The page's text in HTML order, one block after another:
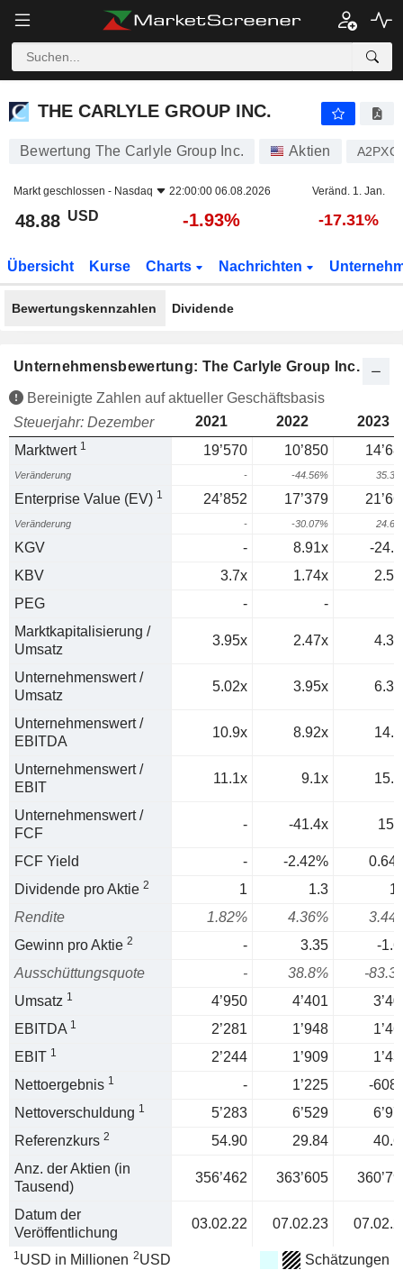
THE CARLYLE GROUP INC.
THE CARLYLE GROUP INC.
Bewertung The Carlyle Group Inc. Aktien
Markt geschlossen - Nasdaq 22:00:00 06.08.2026 Veränd. 1. Jan.
48.88 USD -1.93% -17.31%
Übersicht Kurse Charts Nachrichten
Bewertungskennzahlen Dividende
Unternehmensbewertung: The Carlyle Group Inc.
Bereinigte Zahlen auf aktueller Geschäftsbasis
Steuerjahr: Dezember
2021 2022
2023
Marktwert 1 19’570 10’850
Veränderung - -44.56%
Enterprise Value (EV) 1 24’852 17’379
Veränderung - -30.07%
KGV - 8.91x
-
KBV
3.7x 1.74x
PEG
- -
Marktkapitalisierung /
Umsatz
3.95x 2.47x
Unternehmenswert /
Umsatz
5.02x 3.95x
Unternehmenswert /
EBITDA
10.9x 8.92x
Unternehmenswert /
EBIT
11.1x 9.1x
Unternehmenswert /
FCF
- -41.4x
FCF Yield - -2.42%
Dividende pro Aktie 2 1 1.3
Rendite
1.82% 4.36%
Gewinn pro Aktie 2 - 3.35
-
Ausschüttungsquote
- 38.8%
-
Umsatz 1 4’950 4’401
EBITDA 1 2’281 1’948
EBIT 1 2’244 1’909
Nettoergebnis 1 - 1’225
-
Nettoverschuldung 1 5’283 6’529
Referenzkurs 2 54.90 29.84
Anz. der Aktien (in
Tausend)
356’462 363’605
Datum der
Veröffentlichung
03.02.22 07.02.23
1USD in Millionen 2USD Schätzungen